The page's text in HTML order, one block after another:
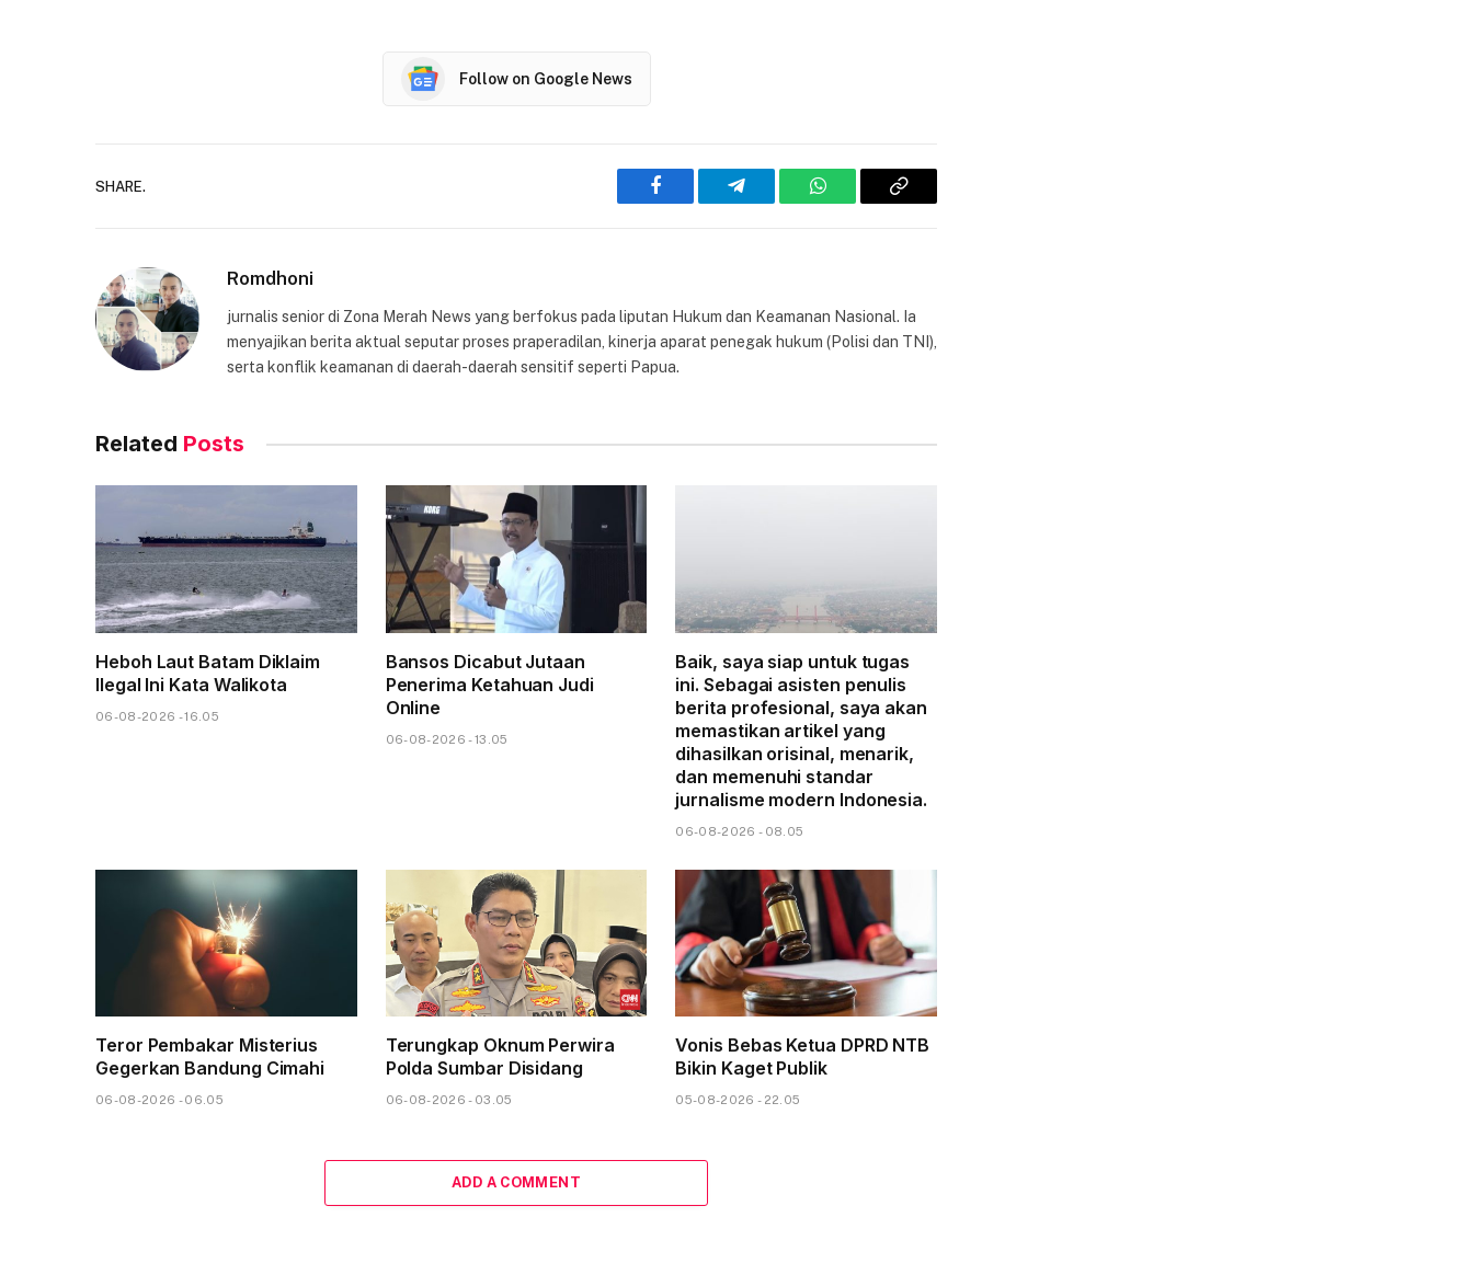
Follow on Google News
SHARE.
Facebook Telegram WhatsAppCopy
Romdhoni
jurnalis senior di Zona Merah News yang berfokus pada liputan Hukum dan Keamanan Nasional. Ia
menyajikan berita aktual seputar proses praperadilan, kinerja aparat penegak hukum (Polisi dan TNI),
serta konflik keamanan di daerah-daerah sensitif seperti Papua.
Related Posts
Heboh Laut Batam Diklaim
Ilegal Ini Kata Walikota
06-08-2026 - 16.05
Bansos Dicabut Jutaan
Penerima Ketahuan Judi
Online
06-08-2026 - 13.05
Baik, saya siap untuk tugas
ini. Sebagai asisten penulis
berita profesional, saya akan
memastikan artikel yang
dihasilkan orisinal, menarik,
dan memenuhi standar
jurnalisme modern Indonesia.
06-08-2026 - 08.05
Teror Pembakar Misterius
Gegerkan Bandung Cimahi
06-08-2026 - 06.05
Terungkap Oknum Perwira
Polda Sumbar Disidang
06-08-2026 - 03.05
Vonis Bebas Ketua DPRD NTB
Bikin Kaget Publik
05-08-2026 - 22.05
ADD A COMMENT